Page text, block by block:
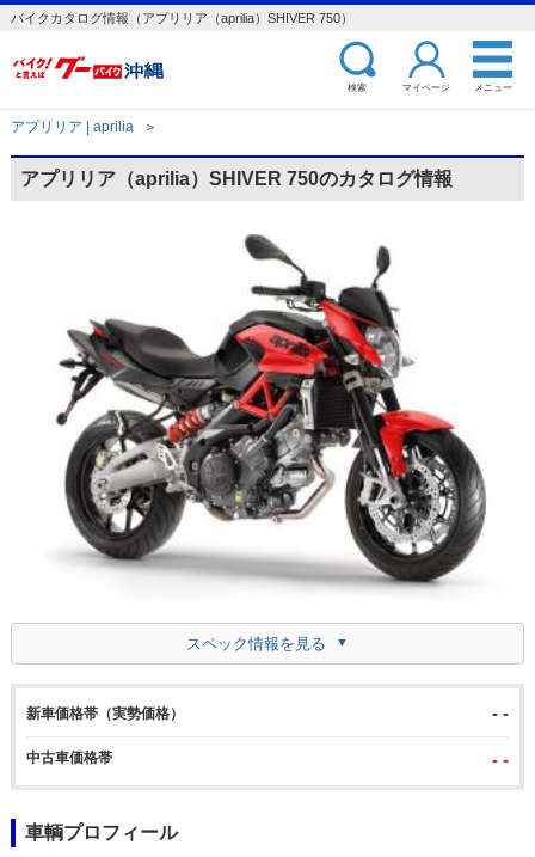
バイクカタログ情報（アプリリア（aprilia）SHIVER 750）
検索 マイページ メニュー
アプリリア | aprilia ＞
アプリリア（aprilia）SHIVER 750のカタログ情報
スペック情報を見る
新車価格帯（実勢価格） - -
中古車価格帯 - -
車輌プロフィール